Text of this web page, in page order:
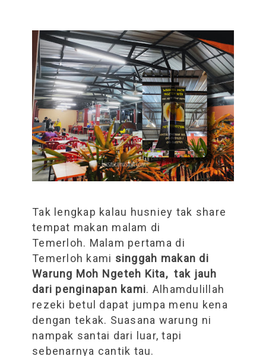
Tak lengkap kalau husniey tak share
tempat makan malam di
Temerloh. Malam pertama di
Temerloh kami singgah makan di
Warung Moh Ngeteh Kita, tak jauh
dari penginapan kami. Alhamdulillah
rezeki betul dapat jumpa menu kena
dengan tekak. Suasana warung ni
nampak santai dari luar, tapi
sebenarnya cantik tau.